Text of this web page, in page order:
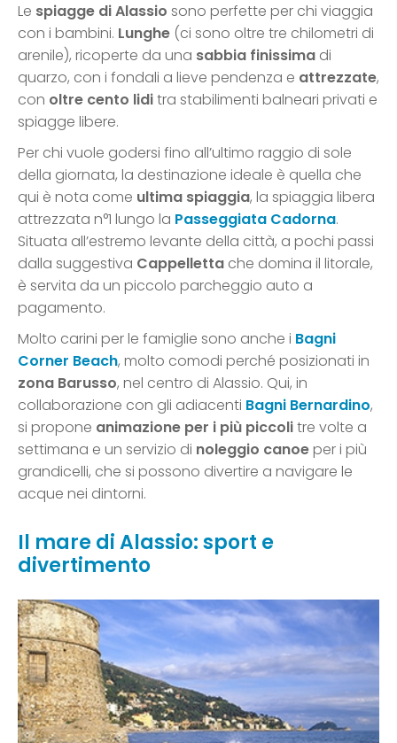
Le spiagge di Alassio sono perfette per chi viaggia
con i bambini. Lunghe (ci sono oltre tre chilometri di
arenile), ricoperte da una sabbia finissima di
quarzo, con i fondali a lieve pendenza e attrezzate,
con oltre cento liditra stabilimenti balneari privati e
spiagge libere.
Per chi vuole godersi fino all’ultimo raggio di sole
della giornata, la destinazione ideale è quella che
qui è nota come ultima spiaggia, la spiaggia libera
attrezzata n°1 lungo la Passeggiata Cadorna.
Situata all’estremo levante della città, a pochi passi
dalla suggestiva Cappelletta che domina il litorale,
è servita da un piccolo parcheggio auto a
pagamento.
Molto carini per le famiglie sono anche i Bagni
Corner Beach, molto comodi perché posizionati in
zona Barusso, nel centro di Alassio. Qui, in
collaborazione con gli adiacenti Bagni Bernardino,
si propone animazione per i più piccolitre volte a
settimana e un servizio di noleggio canoeper i più
grandicelli, che si possono divertire a navigare le
acque nei dintorni.
Il mare di Alassio: sport e
divertimento